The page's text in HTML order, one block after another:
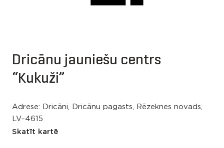
Dricānu jauniešu centrs
“Kukuži”
Adrese: Dricāni, Dricānu pagasts, Rēzeknes novads,
LV–4615
Skatīt kartē